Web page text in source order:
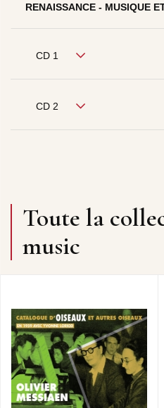
RENAISSANCE - MUSIQUE
CD 1
CD 2
Toute la
music